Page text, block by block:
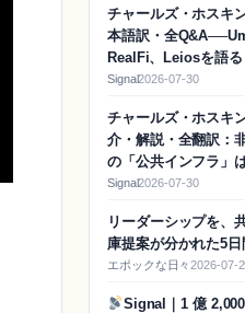
チャールズ・ホスキ
本語訳・全
RealFi、Leiosを語る
Signal2026-07-30
チャールズ・ホスキ
介・解説・全翻訳：
の「公共インフラ」
Signal2026-07-30
リーダーシップを、
庫提案が分かれた5
エポックな日々2026-07-
Signal｜1 億